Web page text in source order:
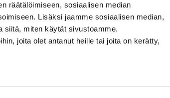
räätälöimiseen, sosiaalisen median
Lisäksi jaamme sosiaalisen median,
siitä, miten käytät sivustoamme.
joita olet antanut heille tai joita on kerätty,
SOCIALA MEDIER